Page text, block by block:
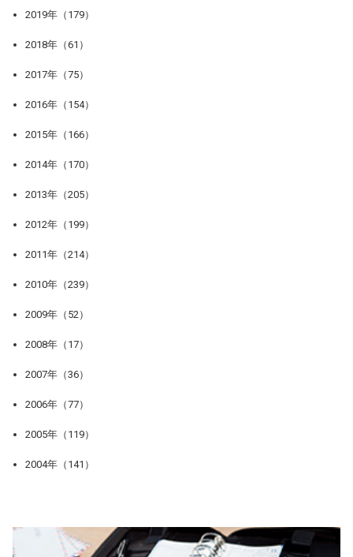
2019年（179）
2018年（61）
2017年（75）
2016年（154）
2015年（166）
2014年（170）
2013年（205）
2012年（199）
2011年（214）
2010年（239）
2009年（52）
2008年（17）
2007年（36）
2006年（77）
2005年（119）
2004年（141）